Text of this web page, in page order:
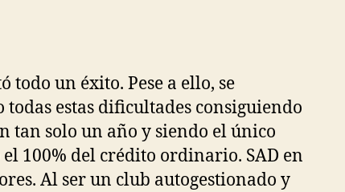
todo un éxito. Pese a ello, se
estas dificultades consiguiendo
tan solo un año y siendo el único
100% del crédito ordinario. SAD en
Al ser un club autogestionado y